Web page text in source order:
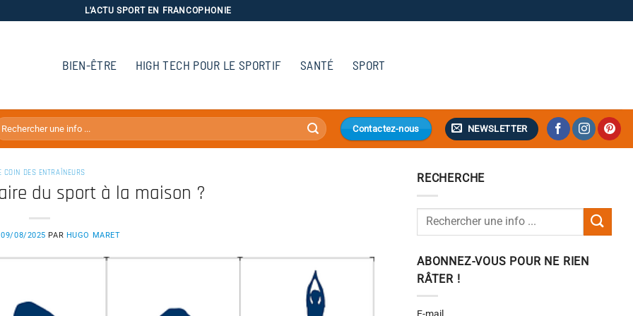
L'ACTU SPORT EN FRANCOPHONIE
BIEN-ÊTRE HIGH TECH POUR LE SPORTIF SANTÉ SPORT
Contactez-nous NEWSLETTER
COIN DES ENTRAÎNEURS
du sport à la maison ?
09/08/2025 PAR HUGO MARET
RECHERCHE
ABONNEZ-VOUS POUR NE RIEN
RÂTER !